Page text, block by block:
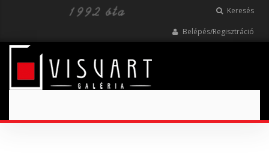
Keresés
Belépés/Regisztráció